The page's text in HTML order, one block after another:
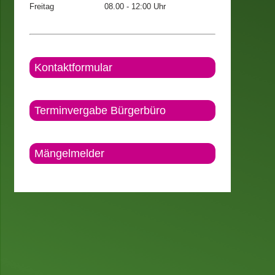
Freitag
08.00 - 12:00 Uhr
Kontaktformular
Terminvergabe Bürgerbüro
Mängelmelder